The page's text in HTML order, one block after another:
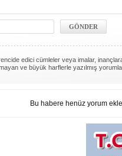
edici cümleler veya imalar,
ve büyük harflerle yazılmış
Bu habere henüz yorum